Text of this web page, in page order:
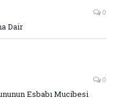
0
Dair
0
Esbabı Mucibesi